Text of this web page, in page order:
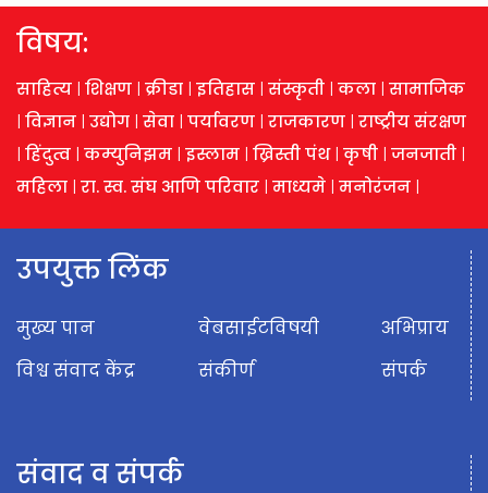
विषय:
साहित्य | शिक्षण | क्रीडा | इतिहास | संस्कृती | कला | सामाजिक
| विज्ञान | उद्योग | सेवा | पर्यावरण | राजकारण | राष्ट्रीय संरक्षण
| हिंदुत्व | कम्युनिझम | इस्लाम | ख्रिस्ती पंथ| कृषी | जनजाती |
महिला | रा. स्व. संघ आणि परिवार | माध्यमे | मनोरंजन |
उपयुक्त लिंक
मुख्य पान
विश्व संवाद केंद्र
वेबसाईटविषयी
संकीर्ण
अभिप्राय
संपर्क
संवाद व संपर्क